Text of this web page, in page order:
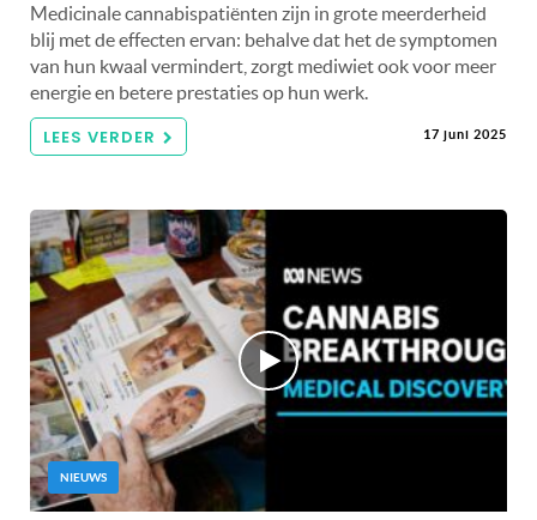
Medicinale cannabispatiënten zijn in grote meerderheid
blij met de effecten ervan: behalve dat het de symptomen
van hun kwaal vermindert, zorgt mediwiet ook voor meer
energie en betere prestaties op hun werk.
LEES VERDER 17 juni 2025
NIEUWS